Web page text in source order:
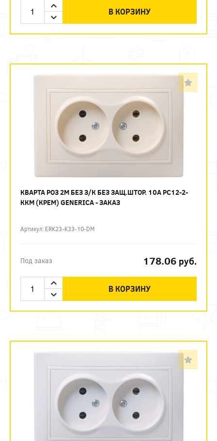
В КОРЗИНУ
КВАРТА РОЗ 2М БЕЗ З/К БЕЗ ЗАЩ.ШТОР. 10А РС12-2-
ККМ (КРЕМ) GENERICA - ЗАКАЗ
Артикул: ERK23-K33-10-DM
Под заказ 178.06 руб.
В КОРЗИНУ